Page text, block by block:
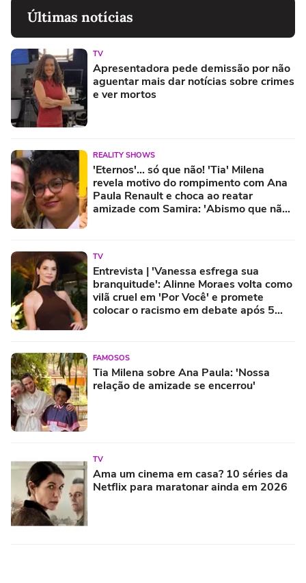
Últimas notícias
TV
Apresentadora pede demissão por não
aguentar mais dar notícias sobre crimes
e ver mortos
REALITY SHOWS
'Eternos'... só que não! 'Tia' Milena
revela motivo do rompimento com Ana
Paula Renault e choca ao reatar
amizade com Samira: 'Abismo que não
TV
Entrevista | 'Vanessa esfrega sua
branquitude': Alinne Moraes volta como
vilã cruel em 'Por Você' e promete
colocar o racismo em debate após 5
FAMOSOS
Tia Milena sobre Ana Paula: 'Nossa
relação de amizade se encerrou'
TV
Ama um cinema em casa? 10 séries da
Netflix para maratonar ainda em 2026